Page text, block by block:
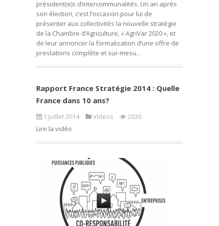
président(e)s d’intercommunalités. Un an après
son élection, c’est l’occasion pour lui de
présenter aux collectivités la nouvelle stratégie
de la Chambre d’Agriculture, « AgriVar 2020 », et
de leur annoncer la formalisation d’une offre de
prestations complète et sur-mesu...
Rapport France Stratégie 2014 : Quelle
France dans 10 ans?
1 juillet 2014 Vidéos
2030
Lire la vidéo